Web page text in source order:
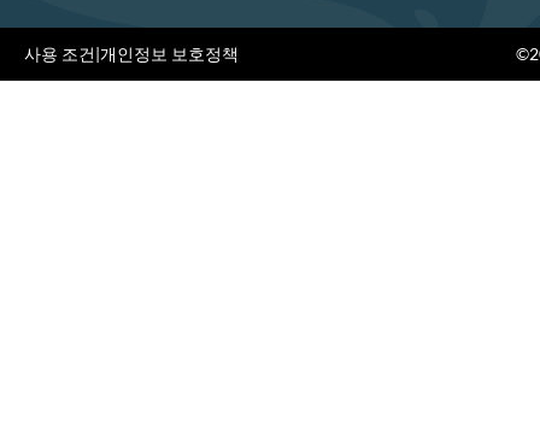
사용 조건|개인정보 보호정책